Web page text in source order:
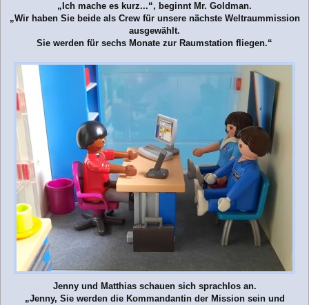
„Ich mache es kurz...“, beginnt Mr. Goldman.
„Wir haben Sie beide als Crew für unsere nächste Weltraummission
ausgewählt.
Sie werden für sechs Monate zur Raumstation fliegen.“
Jenny und Matthias schauen sich sprachlos an.
„Jenny, Sie werden die Kommandantin der Mission sein und